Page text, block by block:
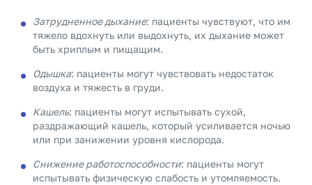
Затрудненное дыхание: пациенты чувствуют, что им
тяжело вдохнуть или выдохнуть, их дыхание может
быть хриплым и пищащим.
Одышка: пациенты могут чувствовать недостаток
воздуха и тяжесть в груди.
Кашель: пациенты могут испытывать сухой,
раздражающий кашель, который усиливается ночью
или при занижении уровня кислорода.
Снижение работоспособности: пациенты могут
испытывать физическую слабость и утомляемость.